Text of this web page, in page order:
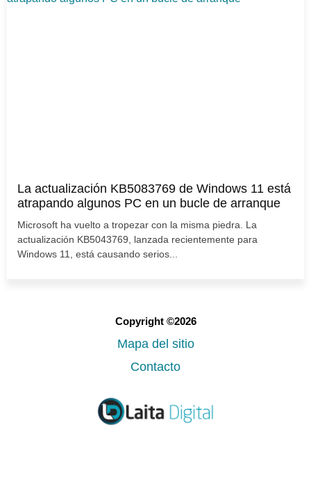
La actualización KB5083769 de Windows 11 está
atrapando algunos PC en un bucle de arranque
Microsoft ha vuelto a tropezar con la misma piedra. La
actualización KB5043769, lanzada recientemente para
Windows 11, está causando serios...
Copyright ©2026
Mapa del sitio
Contacto